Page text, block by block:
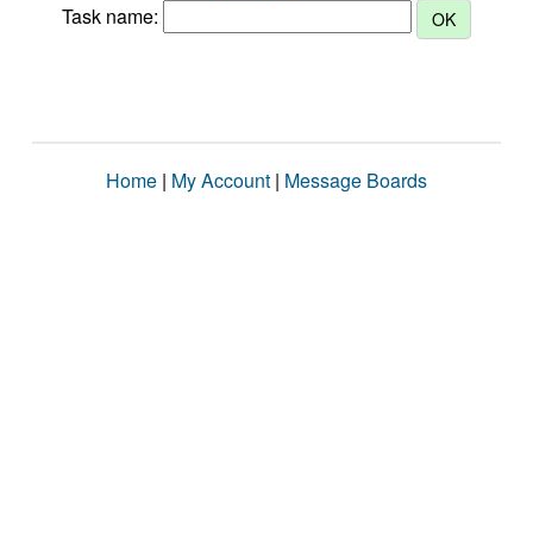
Task name:
Home | My Account | Message Boards